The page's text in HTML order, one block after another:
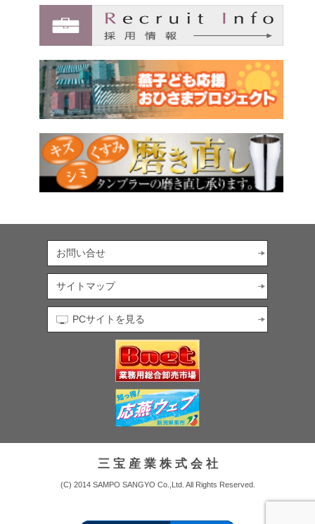
お問い合せ
サイトマップ
PCサイトを見る
三 宝 産 業 株 式 会 社
(C) 2014 SAMPO SANGYO Co.,Ltd. All Rights Reserved.